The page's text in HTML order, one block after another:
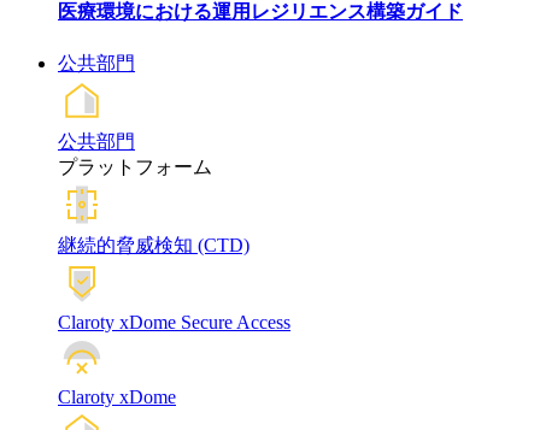
医療環境における運用レジリエンス構築ガイド
公共部門
公共部門
プラットフォーム
継続的脅威検知 (CTD)
Claroty xDome Secure Access
Claroty xDome